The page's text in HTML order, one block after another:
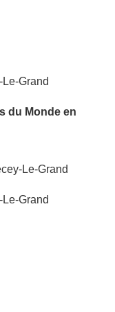
du Monde en